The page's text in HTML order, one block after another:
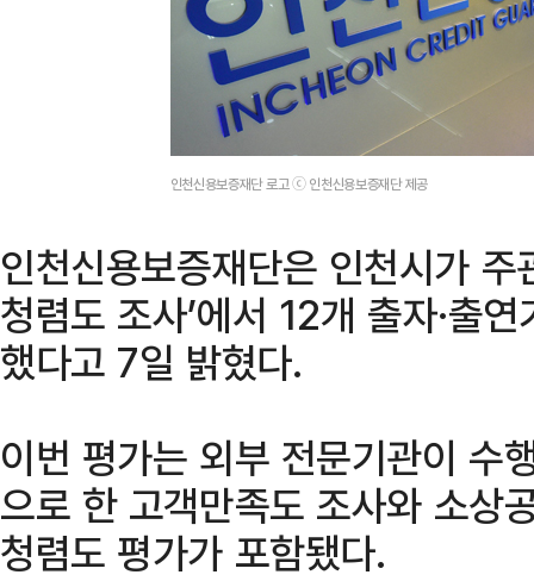
인천신용보증재단 로고 ⓒ 인천신용보증재단 제공
인천신용보증재단은 인천시가
청렴도 조사’에서 12개 출자·출
했다고 7일 밝혔다.
이번 평가는 외부 전문기관이 수
으로 한 고객만족도 조사와 소상
청렴도 평가가 포함됐다.